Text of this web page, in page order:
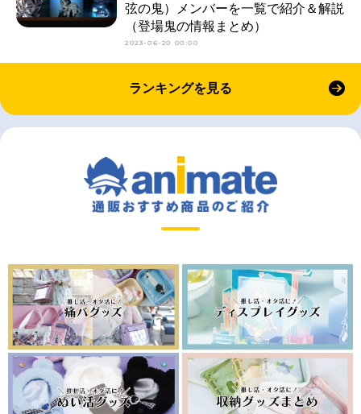
弦の鬼）メンバーを一覧で紹介＆解説
（登場鬼の情報まとめ）
2023-06-20 00:00
ランキングを見る